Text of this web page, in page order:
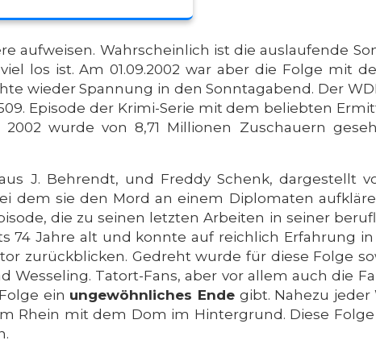
aufweisen. Wahrscheinlich ist die auslaufende
los ist. Am 01.09.2002 war aber die Folge mit
wieder Spannung in den Sonntagabend. Der
Episode der Krimi-Serie mit dem beliebten
wurde von 8,71 Millionen Zuschauern
J. Behrendt, und Freddy Schenk, dargestellt
dem sie den Mord an einem Diplomaten
die zu seinen letzten Arbeiten in seiner
74 Jahre alt und konnte auf reichlich Erfahrung in
zurückblicken. Gedreht wurde für diese Folge
Tatort-Fans, aber vor allem auch die
ein ungewöhnliches Ende gibt. Nahezu jeder
Rhein mit dem Dom im Hintergrund. Diese